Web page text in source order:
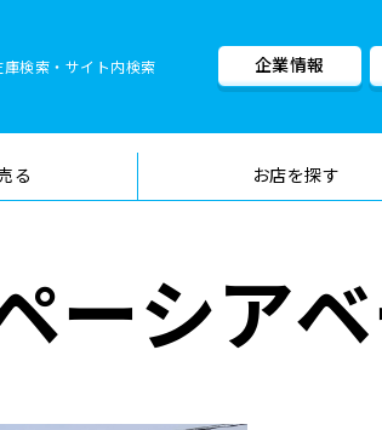
庫検索・サイト内検索 企業情報
る お店を探す
車検料金・メニュー
ーシア